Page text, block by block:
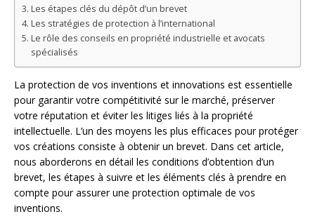
Les étapes clés du dépôt d’un brevet
Les stratégies de protection à l’international
Le rôle des conseils en propriété industrielle et avocats
spécialisés
La protection de vos inventions et innovations est essentielle
pour garantir votre compétitivité sur le marché, préserver
votre réputation et éviter les litiges liés à la propriété
intellectuelle. L’un des moyens les plus efficaces pour protéger
vos créations consiste à obtenir un brevet. Dans cet article,
nous aborderons en détail les conditions d’obtention d’un
brevet, les étapes à suivre et les éléments clés à prendre en
compte pour assurer une protection optimale de vos
inventions.